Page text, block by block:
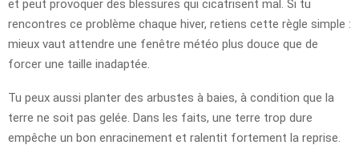
et peut provoquer des blessures qui cicatrisent mal. Si tu
rencontres ce problème chaque hiver, retiens cette règle simple :
mieux vaut attendre une fenêtre météo plus douce que de
forcer une taille inadaptée.
Tu peux aussi planter des arbustes à baies, à condition que la
terre ne soit pas gelée. Dans les faits, une terre trop dure
empêche un bon enracinement et ralentit fortement la reprise.